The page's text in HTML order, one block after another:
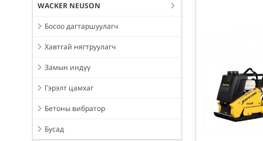
WACKER NEUSON
Босоо дагтаршуулагч
Хавтгай нягтруулагч
Замын индүү
Гэрэлт цамхаг
Бетоны вибратор
Бусад